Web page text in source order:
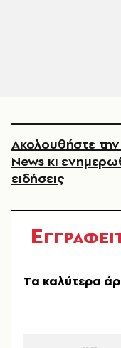
Ακολουθήστε
News κι
ειδήσεις
Ε
Tα καλύτερα